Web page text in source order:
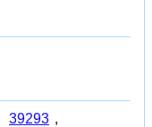
39293 ,